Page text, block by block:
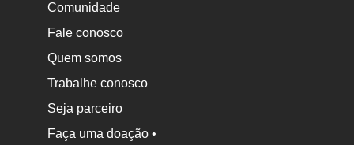
Comunidade
Fale conosco
Quem somos
Trabalhe conosco
Seja parceiro
Faça uma doação •